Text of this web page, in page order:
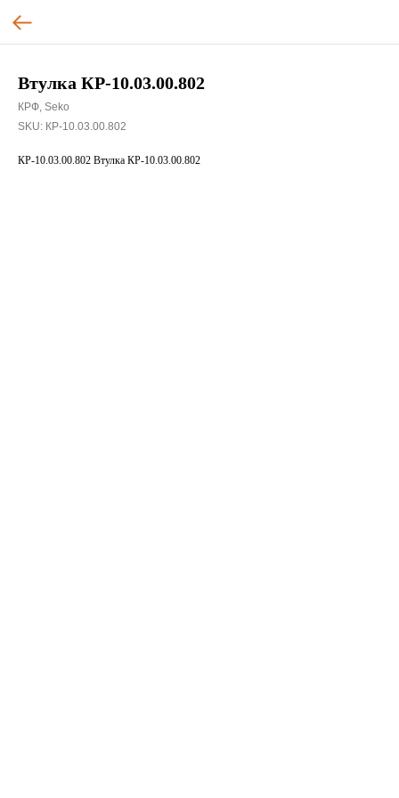
Втулка КР-10.03.00.802
КРФ, Seko
SKU: КР-10.03.00.802
КР-10.03.00.802 Втулка КР-10.03.00.802